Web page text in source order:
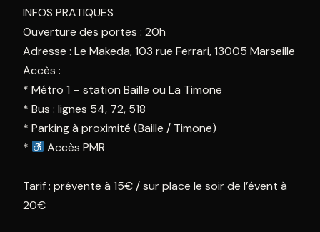
INFOS PRATIQUES
Ouverture des portes : 20h
Adresse : Le Makeda, 103 rue Ferrari, 13005 Marseille
Accès :
* Métro 1 – station Baille ou La Timone
* Bus : lignes 54, 72, 518
* Parking à proximité (Baille / Timone)
*
Accès PMR
Tarif : prévente à 15€ / sur place le soir de l’évent à
20€